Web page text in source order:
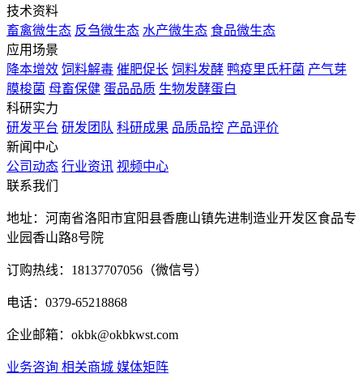
技术资料
畜禽微生态 反刍微生态 水产微生态 食品微生态
应用场景
降本增效 饲料解毒 催肥促长 饲料发酵 鸭疫里氏杆菌 产气芽
膜梭菌 母畜保健 蛋品品质 生物发酵蛋白
科研实力
研发平台 研发团队 科研成果 品质品控 产品评价
新闻中心
公司动态 行业资讯 视频中心
联系我们
地址：河南省洛阳市宜阳县香鹿山镇先进制造业开发区食品专
业园香山路8号院
订购热线：18137707056（微信号）
电话：0379-65218868
企业邮箱：okbk@okbkwst.com
业务咨询 相关商城 媒体矩阵